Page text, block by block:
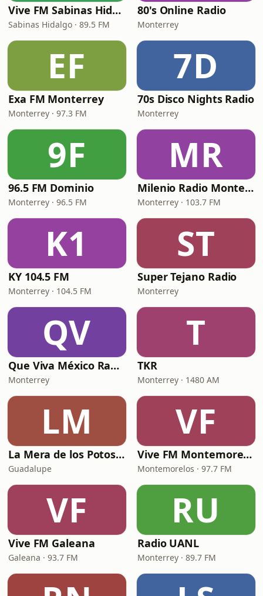
Vive FM Sabinas Hidalgo
Sabinas Hidalgo · 89.5 FM
80's Online Radio
Monterrey
EF
Exa FM Monterrey
Monterrey · 97.3 FM
7D
70s Disco Nights Radio
Monterrey
9F
96.5 FM Dominio
Monterrey · 96.5 FM
MR
Milenio Radio Monterrey
Monterrey · 103.7 FM
K1
KY 104.5 FM
Monterrey · 104.5 FM
ST
Super Tejano Radio
Monterrey
QV
Que Viva México Radio
Monterrey
T
TKR
Monterrey · 1480 AM
LM
La Mera de los Potosinos
Guadalupe
VF
Vive FM Montemorelos
Montemorelos · 97.7 FM
VF
Vive FM Galeana
Galeana · 93.7 FM
RU
Radio UANL
Monterrey · 89.7 FM